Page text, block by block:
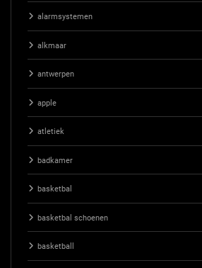
alarmsystemen
alkmaar
antwerpen
apple
atletiek
badkamer
basketbal
basketbal schoenen
basketball